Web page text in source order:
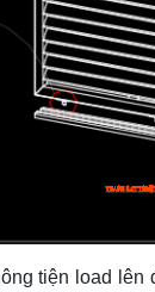
tiện load lên